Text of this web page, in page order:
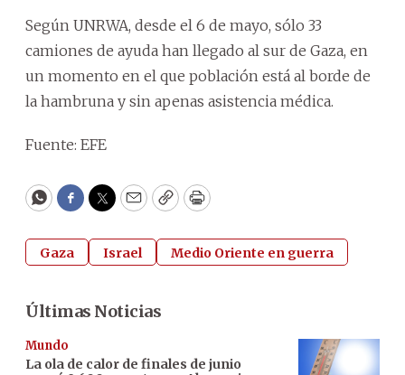
Según UNRWA, desde el 6 de mayo, sólo 33
camiones de ayuda han llegado al sur de Gaza, en
un momento en el que población está al borde de
la hambruna y sin apenas asistencia médica.
Fuente: EFE
WhatsApp
Facebook
Twitter
EmailCopyPrint
Gaza Israel Medio Oriente en guerra
Últimas Noticias
Mundo
La ola de calor de finales de junio